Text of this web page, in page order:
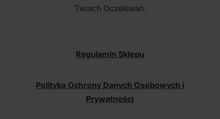
Twoich Oczekiwań.
Regulamin Sklepu
Polityka Ochrony Danych Osobowych i
Prywatności